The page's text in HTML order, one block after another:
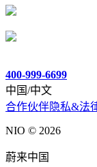
400-999-6699
中国/中文
合作伙伴隐私&法
NIO © 2026
蔚来中国